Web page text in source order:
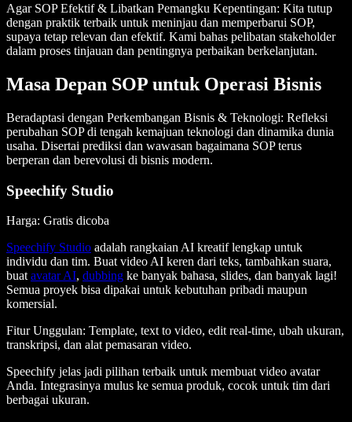
Agar SOP Efektif & Libatkan Pemangku Kepentingan: Kita tutup
dengan praktik terbaik untuk meninjau dan memperbarui SOP,
supaya tetap relevan dan efektif. Kami bahas pelibatan stakeholder
dalam proses tinjauan dan pentingnya perbaikan berkelanjutan.
Masa Depan SOP untuk Operasi Bisnis
Beradaptasi dengan Perkembangan Bisnis & Teknologi: Refleksi
perubahan SOP di tengah kemajuan teknologi dan dinamika dunia
usaha. Disertai prediksi dan wawasan bagaimana SOP terus
berperan dan berevolusi di bisnis modern.
Speechify Studio
Harga: Gratis dicoba
Speechify Studio adalah rangkaian AI kreatif lengkap untuk
individu dan tim. Buat video AI keren dari teks, tambahkan suara,
buat avatar AI, dubbing ke banyak bahasa, slides, dan banyak lagi!
Semua proyek bisa dipakai untuk kebutuhan pribadi maupun
komersial.
Fitur Unggulan: Template, text to video, edit real-time, ubah ukuran,
transkripsi, dan alat pemasaran video.
Speechify jelas jadi pilihan terbaik untuk membuat video avatar
Anda. Integrasinya mulus ke semua produk, cocok untuk tim dari
berbagai ukuran.